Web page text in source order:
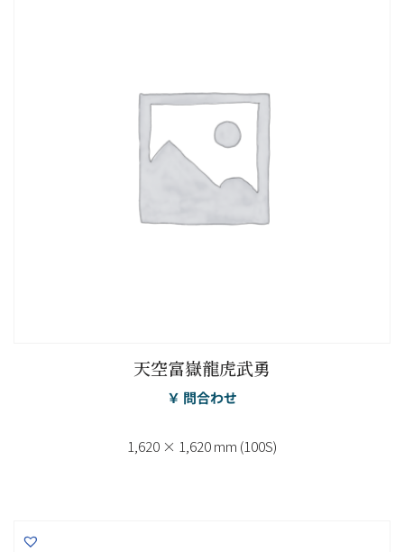
天空富嶽龍虎武勇
￥ 問合わせ
1,620 × 1,620 mm (100S)